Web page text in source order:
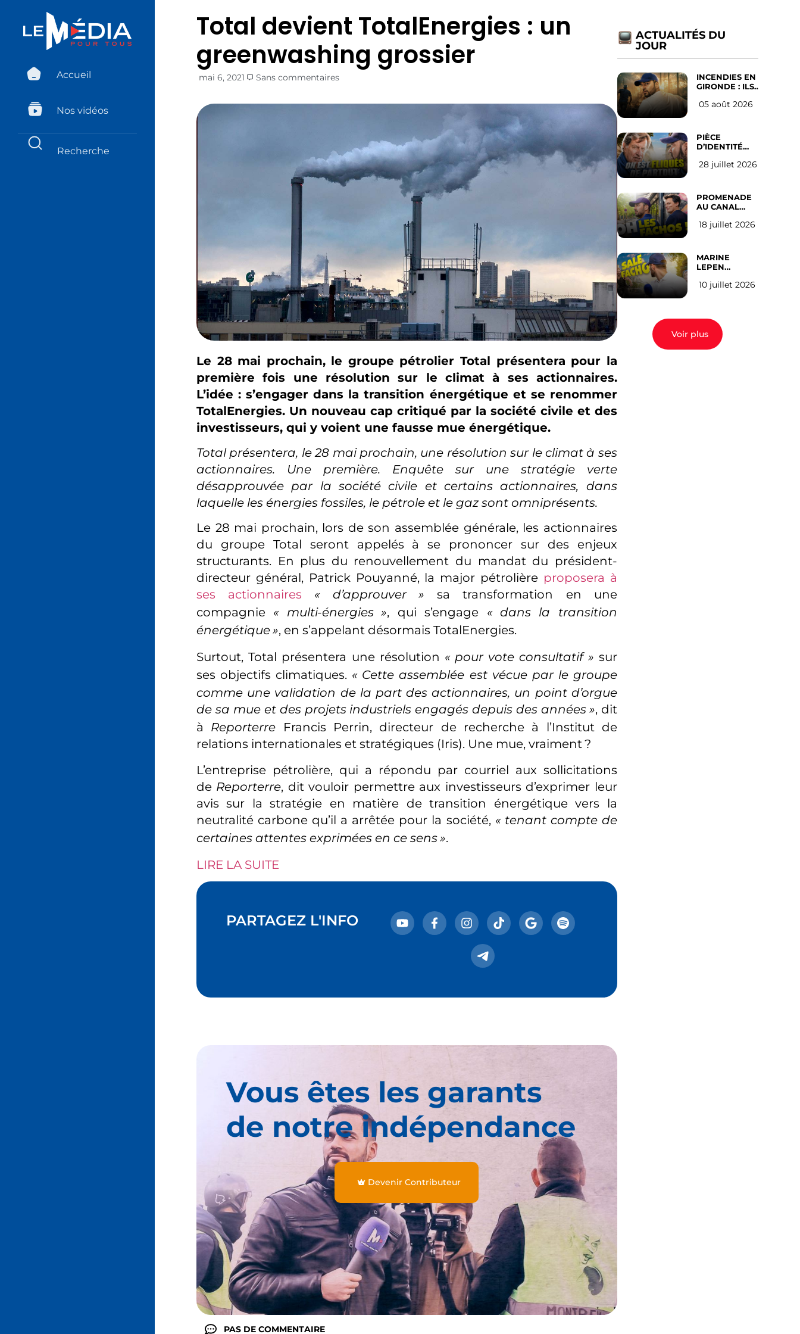
Accueil
Nos vidéos
Total devient TotalEnergies : un
greenwashing grossier
mai 6, 2021 Sans commentaires
Le 28 mai prochain, le groupe pétrolier Total présentera pour la
première fois une résolution sur le climat à ses actionnaires.
L’idée : s’engager dans la transition énergétique et se renommer
TotalEnergies. Un nouveau cap critiqué par la société civile et des
investisseurs, qui y voient une fausse mue énergétique.
Total présentera, le 28 mai prochain, une résolution sur le climat à ses
actionnaires. Une première. Enquête sur une stratégie verte
désapprouvée par la société civile et certains actionnaires, dans
laquelle les énergies fossiles, le pétrole et le gaz sont omniprésents.
Le 28 mai prochain, lors de son assemblée générale, les actionnaires
du groupe Total seront appelés à se prononcer sur des enjeux
structurants. En plus du renouvellement du mandat du président-
directeur général, Patrick Pouyanné, la major pétrolière proposera à
ses actionnaires
« d’approuver » sa transformation en une
compagnie « multi-énergies », qui s’engage « dans la transition
énergétique», en s’appelant désormais TotalEnergies.
Surtout, Total présentera une résolution « pour vote consultatif » sur
ses objectifs climatiques. « Cette assemblée est vécue par le groupe
comme une validation de la part des actionnaires, un point d’orgue
de sa mue et des projets industriels engagés depuis des années », dit
à Reporterre Francis Perrin, directeur de recherche à l’Institut de
relations internationales et stratégiques (Iris). Une mue, vraiment?
L’entreprise pétrolière, qui a répondu par courriel aux sollicitations
de Reporterre, dit vouloir permettre aux investisseurs d’exprimer leur
avis sur la stratégie en matière de transition énergétique vers la
neutralité carbone qu’il a arrêtée pour la société, « tenant compte de
certaines attentes exprimées en ce sens».
LIRE LA SUITE
PARTAGEZ L'INFO
Vous êtes les garants
de notre indépendance
Devenir Contributeur
PAS DE COMMENTAIRE
ACTUALITÉS DU
JOUR
INCENDIES EN
GIRONDE : ILS
D’ABANDONNER
05 août 2026
PIÈCE
D’IDENTITÉ
SUR LES
l’avis des
Français
28 juillet 2026
PROMENADE
AU CANAL
(les gauchistes
18 juillet 2026
MARINE
LEPEN
EN 2027 : l’avis
10 juillet 2026
Voir plus